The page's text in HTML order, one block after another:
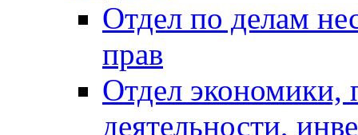
Отдел по делам
прав
Отдел экономики,
деятельности,